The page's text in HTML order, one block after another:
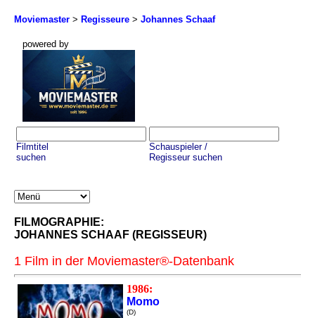
Moviemaster > Regisseure > Johannes Schaaf
powered by
Filmtitel
suchen
Schauspieler /
Regisseur suchen
FILMOGRAPHIE:
JOHANNES SCHAAF (REGISSEUR)
1 Film in der Moviemaster®-Datenbank
1986:
Momo
(D)